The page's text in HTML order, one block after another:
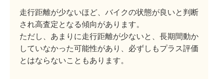
走行距離が少ないほど、バイクの状態が良いと判断
され高査定となる傾向があります。
ただし、あまりに走行距離が少ないと、長期間動か
していなかった可能性があり、必ずしもプラス評価
とはならないこともあります。